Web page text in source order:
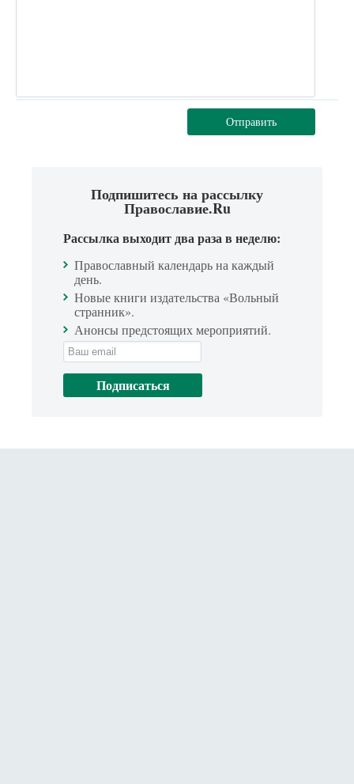
Отправить
Подпишитесь на рассылку
Православие.Ru
Рассылка выходит два раза в неделю:
Православный календарь на каждый
день.
Новые книги издательства «Вольный
странник».
Анонсы предстоящих мероприятий.